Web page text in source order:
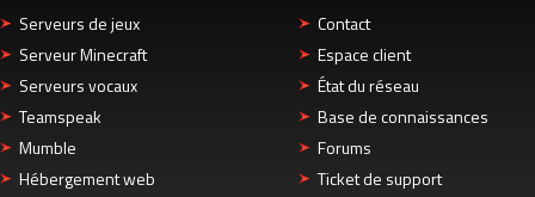
Serveurs de jeux
Serveur Minecraft
Serveurs vocaux
Teamspeak
Mumble
Hébergement web
Contact
Espace client
État du réseau
Base de connaissances
Forums
Ticket de support